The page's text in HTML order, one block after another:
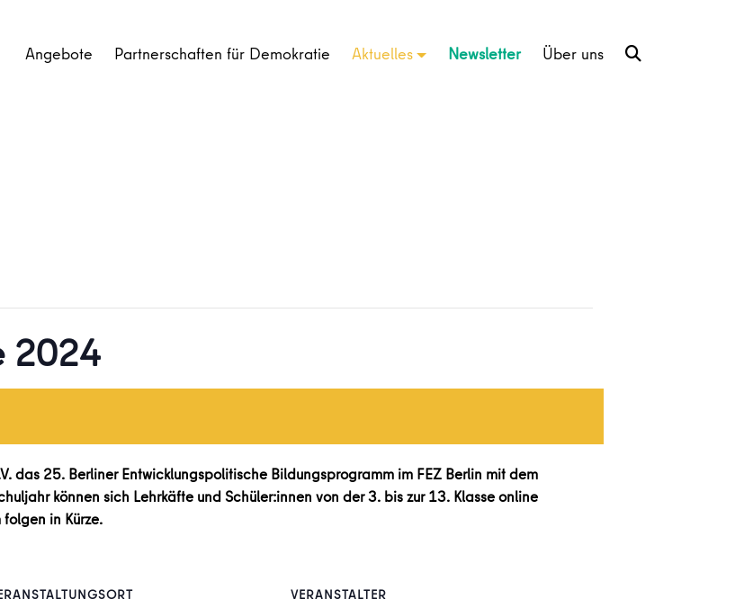
Angebote Partnerschaften für Demokratie Aktuelles Newsletter Über uns
2024
das 25. Berliner Entwicklungspolitische Bildungsprogramm im FEZ Berlin mit dem
können sich Lehrkäfte und Schüler:innen von der 3. bis zur 13. Klasse online
in Kürze.
VERANSTALTER